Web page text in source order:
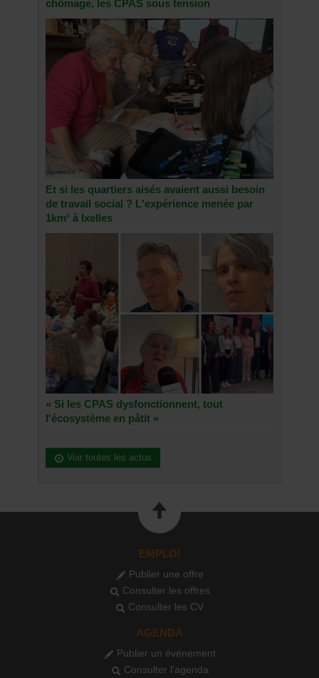
chômage, les CPAS sous tension
Et si les quartiers aisés avaient aussi besoin
de travail social ? L'expérience menée par
1km² à Ixelles
« Si les CPAS dysfonctionnent, tout
l'écosystème en pâtit »
Voir toutes les actus
EMPLOI
Publier une offre
Consulter les offres
Consulter les CV
AGENDA
Publier un événement
Consulter l'agenda